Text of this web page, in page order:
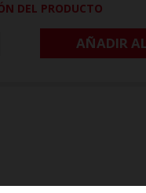
DEL PRODUCTO
AÑADIR